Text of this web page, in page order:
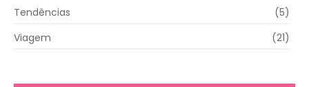
Tendências
(5)
Viagem
(21)